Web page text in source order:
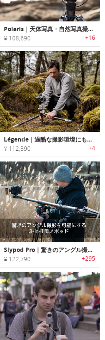
Polaris｜天体写真・自然写真撮影に最適なスマート電動トライポッドヘッド「ポラリス」
¥ 108,690 +16
Légende｜過酷な撮影環境にも耐えられるトライポッド＆カメラバックパックセット「レジェンド」
¥ 112,390 +4
Slypod Pro｜驚きのアングル撮影を可能にする3-in-1モノポッド「スライポッドPro」
¥ 122,790 +295